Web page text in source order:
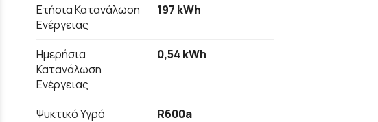
Ετήσια Κατανάλωση
Ενέργειας
197 kWh
Ημερήσια
Κατανάλωση
Ενέργειας
0,54 kWh
Ψυκτικό Υγρό R600a